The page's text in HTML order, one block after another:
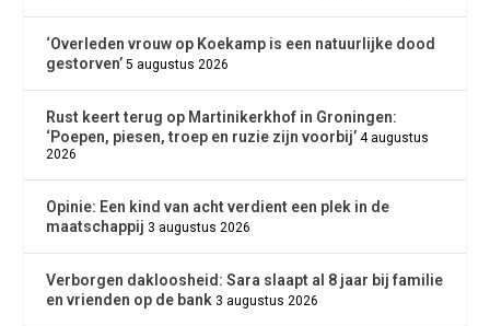
‘Overleden vrouw op Koekamp is een natuurlijke dood
gestorven’ 5 augustus 2026
Rust keert terug op Martinikerkhof in Groningen:
‘Poepen, piesen, troep en ruzie zijn voorbij’ 4 augustus
2026
Opinie: Een kind van acht verdient een plek in de
maatschappij 3 augustus 2026
Verborgen dakloosheid: Sara slaapt al 8 jaar bij familie
en vrienden op de bank 3 augustus 2026